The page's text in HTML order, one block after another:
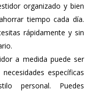
organizado y bien
tiempo cada día.
rápidamente y sin
a medida puede ser
específicas
personal. Puedes